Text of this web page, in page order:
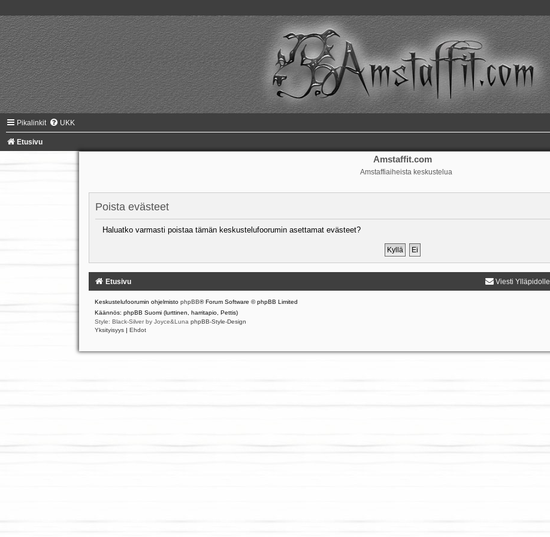
Pikalinkit UKK
Etusivu
Amstaffit.com
Amstaffiaiheista keskustelua
Poista evästeet
Haluatko varmasti poistaa tämän keskustelufoorumin asettamat evästeet?
Etusivu Viesti Ylläpidolle
Keskustelufoorumin ohjelmisto phpBB® Forum Software © phpBB Limited
Käännös: phpBB Suomi (lurttinen, harritapio, Pettis)
Style: Black-Silver by Joyce&Luna phpBB-Style-Design
Yksityisyys | Ehdot